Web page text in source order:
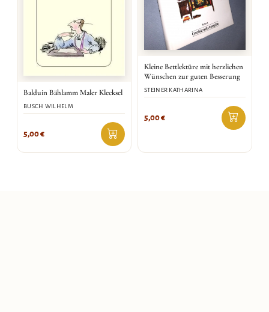
Balduin Bählamm Maler Klecksel
BUSCH WILHELM
5,00€
Kleine Bettlektüre mit herzlichen
Wünschen zur guten Besserung
STEINER KATHARINA
5,00€